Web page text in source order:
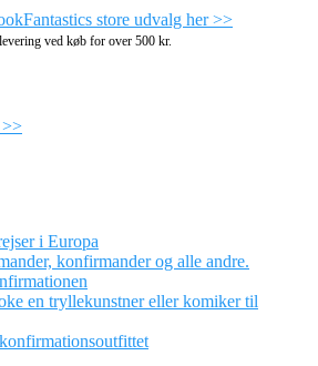
store udvalg her >>
ved køb for over 500 kr.
>>
i Europa
konfirmander og alle andre.
en tryllekunstner eller komiker til